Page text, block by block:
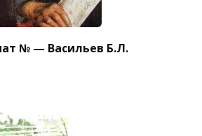
№ — Васильев Б.Л.